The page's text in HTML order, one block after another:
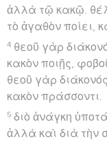
ἀλλὰ τῷ κακῷ.
τὸ ἀγαθὸν ποίει,
4 θεοῦ γὰρ
κακὸν ποιῇς,
θεοῦ γὰρ διάκονός
κακὸν πράσσοντι.
5 διὸ ἀνάγκη
ἀλλὰ καὶ διὰ τὴν